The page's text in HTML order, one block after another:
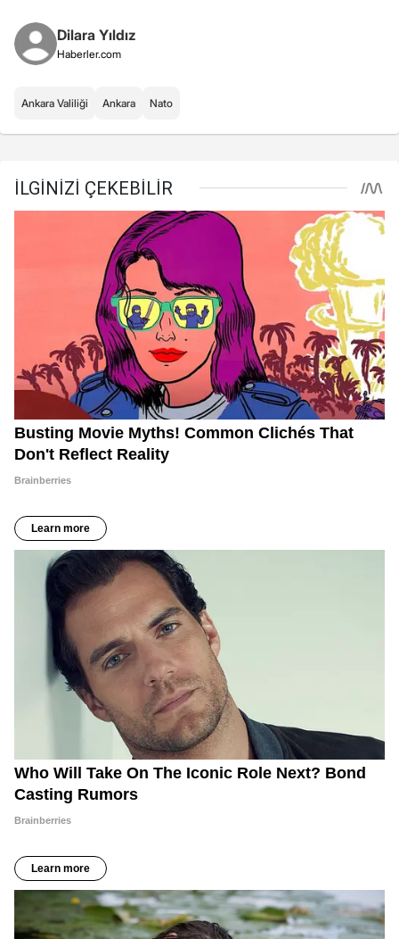
Dilara Yıldız
Haberler.com
Ankara Valiliği Ankara Nato